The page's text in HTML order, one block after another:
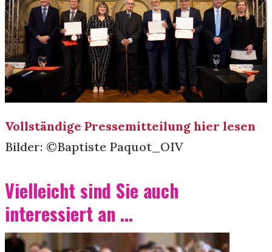
Vollständige Pressemitteilung hier lesen
Bilder: ©️Baptiste Paquot_OIV
Vielleicht sind Sie auch
interessiert an ...